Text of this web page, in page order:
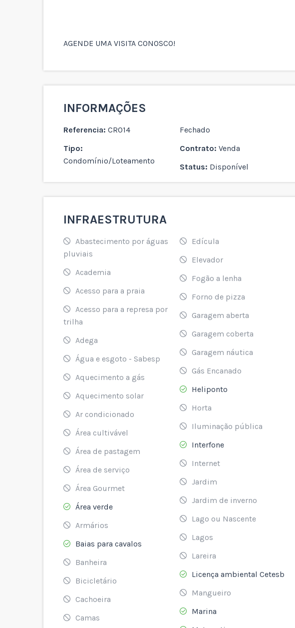
AGENDE UMA VISITA CONOSCO!
INFORMAÇÕES
Referencia: CR014
Tipo:
Condomínio/Loteamento
Fechado
Contrato: Venda
Status: Disponível
INFRAESTRUTURA
Abastecimento por águas
pluviais
Academia
Acesso para a praia
Acesso para a represa por
trilha
Adega
Água e esgoto - Sabesp
Aquecimento a gás
Aquecimento solar
Ar condicionado
Área cultivável
Área de pastagem
Área de serviço
Área Gourmet
Área verde
Armários
Baias para cavalos
Banheira
Bicicletário
Cachoeira
Camas
Edícula
Elevador
Fogão a lenha
Forno de pizza
Garagem aberta
Garagem coberta
Garagem náutica
Gás Encanado
Heliponto
Horta
Iluminação pública
Interfone
Internet
Jardim
Jardim de inverno
Lago ou Nascente
Lagos
Lareira
Licença ambiental Cetesb
Mangueiro
Marina